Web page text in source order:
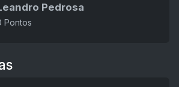
Pedrosa
Pontos